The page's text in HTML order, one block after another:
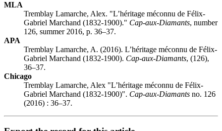
MLA
Tremblay Lamarche, Alex. "L’héritage méconnu de Félix-
Gabriel Marchand (1832-1900)." Cap-aux-Diamants, number
126, summer 2016, p. 36–37.
APA
Tremblay Lamarche, A. (2016). L’héritage méconnu de Félix-
Gabriel Marchand (1832-1900). Cap-aux-Diamants, (126),
36–37.
Chicago
Tremblay Lamarche, Alex "L’héritage méconnu de Félix-
Gabriel Marchand (1832-1900)". Cap-aux-Diamants no. 126
(2016) : 36–37.